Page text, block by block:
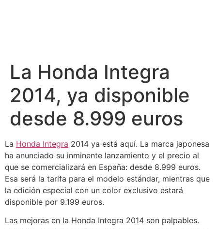
La Honda Integra
2014, ya disponible
desde 8.999 euros
La Honda Integra 2014 ya está aquí. La marca japonesa
ha anunciado su inminente lanzamiento y el precio al
que se comercializará en España: desde 8.999 euros.
Esa será la tarifa para el modelo estándar, mientras que
la edición especial con un color exclusivo estará
disponible por 9.199 euros.
Las mejoras en la Honda Integra 2014 son palpables.